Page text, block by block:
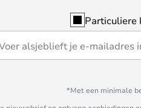
Particuliere
*Met een minimale